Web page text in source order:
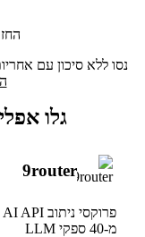
נסו ללא סיכון עם אחריות
גלו
9router
מ-40 ספקי LLM